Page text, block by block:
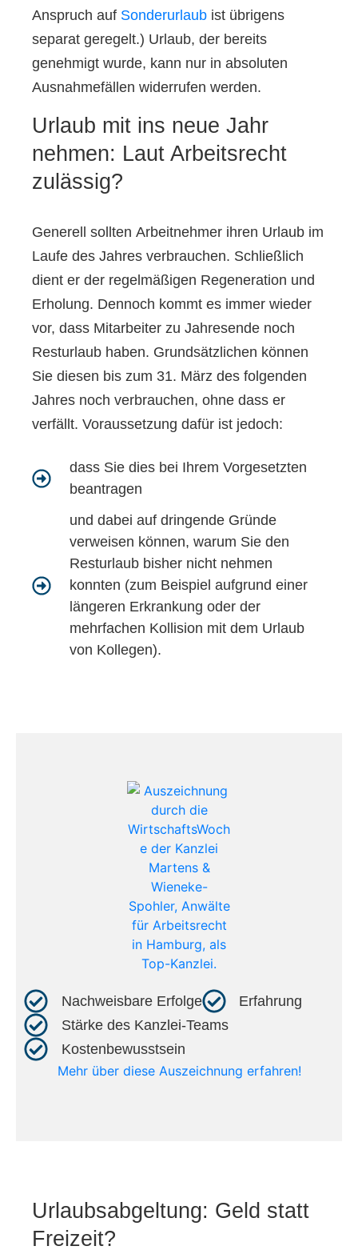
Anspruch auf Sonderurlaub ist übrigens
separat geregelt.) Urlaub, der bereits
genehmigt wurde, kann nur in absoluten
Ausnahmefällen widerrufen werden.
Urlaub mit ins neue Jahr
nehmen: Laut Arbeitsrecht
zulässig?
Generell sollten Arbeitnehmer ihren Urlaub im
Laufe des Jahres verbrauchen. Schließlich
dient er der regelmäßigen Regeneration und
Erholung. Dennoch kommt es immer wieder
vor, dass Mitarbeiter zu Jahresende noch
Resturlaub haben. Grundsätzlichen können
Sie diesen bis zum 31. März des folgenden
Jahres noch verbrauchen, ohne dass er
verfällt. Voraussetzung dafür ist jedoch:
dass Sie dies bei Ihrem Vorgesetzten
beantragen
und dabei auf dringende Gründe
verweisen können, warum Sie den
Resturlaub bisher nicht nehmen
konnten (zum Beispiel aufgrund einer
längeren Erkrankung oder der
mehrfachen Kollision mit dem Urlaub
von Kollegen).
Nachweisbare Erfolge​
Erfahrung​
Stärke des Kanzlei-Teams​
Kostenbewusstsein​
Mehr über diese Auszeichnung erfahren!
Urlaubsabgeltung: Geld statt
Freizeit?